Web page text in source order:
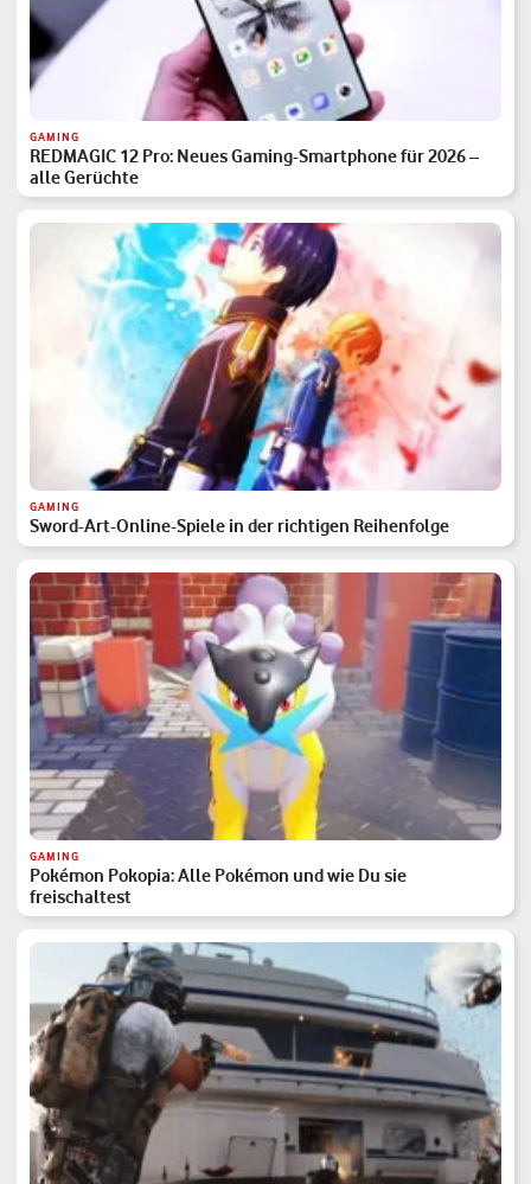
GAMING
REDMAGIC 12 Pro: Neues Gaming-Smartphone für 2026 –
alle Gerüchte
GAMING
Sword-Art-Online-Spiele in der richtigen Reihenfolge
GAMING
Pokémon Pokopia: Alle Pokémon und wie Du sie
freischaltest